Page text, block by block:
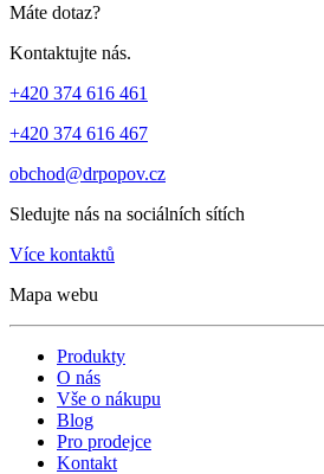
Máte dotaz?
Kontaktujte nás.
+420 374 616 461
+420 374 616 467
obchod@drpopov.cz
Sledujte nás na sociálních sítích
Více kontaktů
Mapa webu
Produkty
O nás
Vše o nákupu
Blog
Pro prodejce
Kontakt